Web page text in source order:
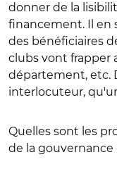
donner de la
financement. Il en
des bénéficiaires
clubs vont frapper
département, etc.
interlocuteur,
Quelles sont les
de la gouvernance